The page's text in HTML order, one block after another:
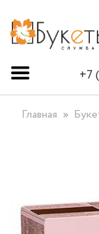
+7
Главная